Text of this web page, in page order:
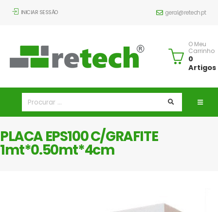
INICIAR SESSÃO geral@retech.pt
O Meu
Carrinho
0
Artigos
PLACA EPS100 C/GRAFITE
1mt*0.50mt*4cm